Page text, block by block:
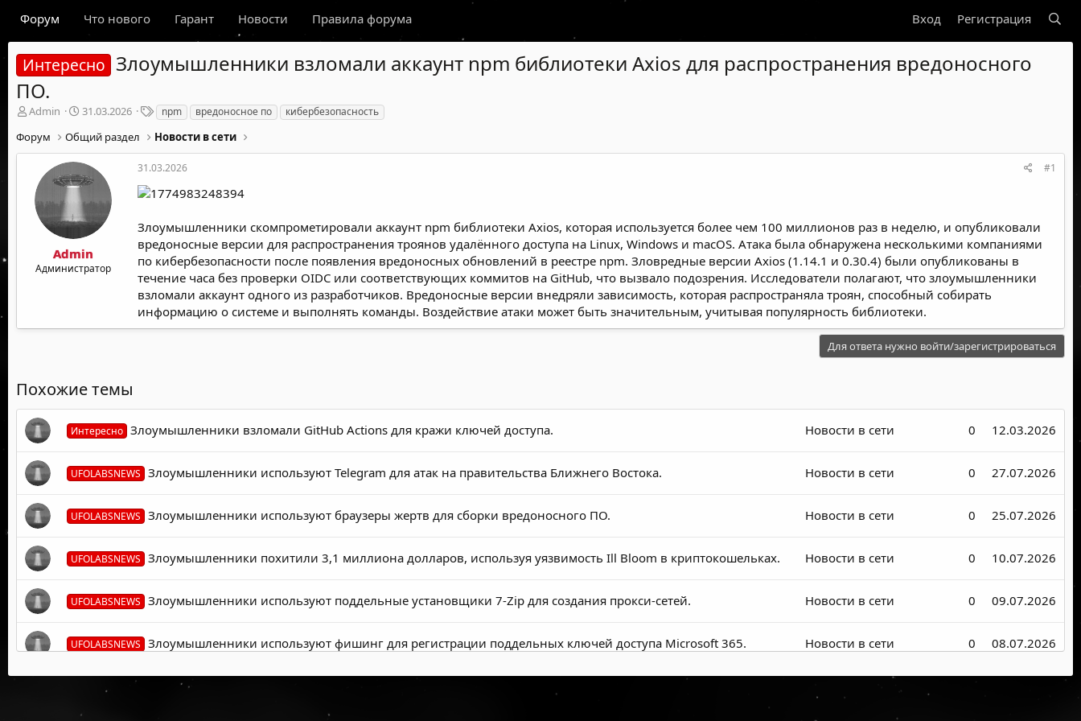
Форум Что нового Гарант Новости Правила форума Вход Регистрация
Интересно Злоумышленники взломали аккаунт npm библиотеки Axios для распространения вредоносного
ПО.
А
т
о
м
Admin
Д
т
а
н
а
а
л
а
31.03.2026
Т
е
г
и
npm вредоносное по кибербезопасность
Форум Общий раздел Новости в сети
Admin
Администратор
31.03.2026 #1
Злоумышленники скомпрометировали аккаунт npm библиотеки Axios, которая используется более чем 100 миллионов раз в неделю, и опубликовали
вредоносные версии для распространения троянов удалённого доступа на Linux, Windows и macOS. Атака была обнаружена несколькими компаниями
по кибербезопасности после появления вредоносных обновлений в реестре npm. Зловредные версии Axios (1.14.1 и 0.30.4) были опубликованы в
течение часа без проверки OIDC или соответствующих коммитов на GitHub, что вызвало подозрения. Исследователи полагают, что злоумышленники
взломали аккаунт одного из разработчиков. Вредоносные версии внедряли зависимость, которая распространяла троян, способный собирать
информацию о системе и выполнять команды. Воздействие атаки может быть значительным, учитывая популярность библиотеки.
Для ответа нужно войти/зарегистрироваться
Похожие темы
Интересно Злоумышленники взломали GitHub Actions для кражи ключей доступа. Новости в сети 0 12.03.2026
UFOLABSNEWS Злоумышленники используют Telegram для атак на правительства Ближнего Востока. Новости в сети 0 27.07.2026
UFOLABSNEWS Злоумышленники используют браузеры жертв для сборки вредоносного ПО. Новости в сети 0 25.07.2026
UFOLABSNEWS Злоумышленники похитили 3,1 миллиона долларов, используя уязвимость Ill Bloom в криптокошельках. Новости в сети 0 10.07.2026
UFOLABSNEWS Злоумышленники используют поддельные установщики 7-Zip для создания прокси-сетей. Новости в сети 0 09.07.2026
UFOLABSNEWS Злоумышленники используют фишинг для регистрации поддельных ключей доступа Microsoft 365. Новости в сети 0 08.07.2026
Злоумышленники используют DEBULL для фишинга через Microsoft Device-Code Flow.